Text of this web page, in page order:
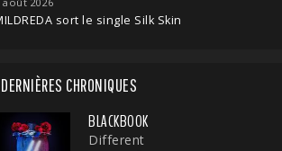
sort le single Silk Skin
DERNIÈRES CHRONIQUES
BLACKBOOK
Different